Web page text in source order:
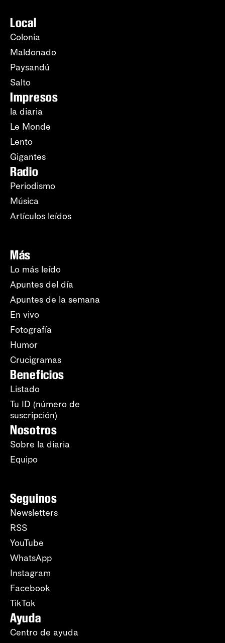
Local
Colonia
Maldonado
Paysandú
Salto
Impresos
la diaria
Le Monde
Lento
Gigantes
Radio
Periodismo
Música
Artículos leídos
Más
Lo más leído
Apuntes del día
Apuntes de la semana
En vivo
Fotografía
Humor
Crucigramas
Beneficios
Listado
Tu ID (número de
suscripción)
Nosotros
Sobre la diaria
Equipo
Seguinos
Newsletters
RSS
YouTube
WhatsApp
Instagram
Facebook
TikTok
Ayuda
Centro de ayuda